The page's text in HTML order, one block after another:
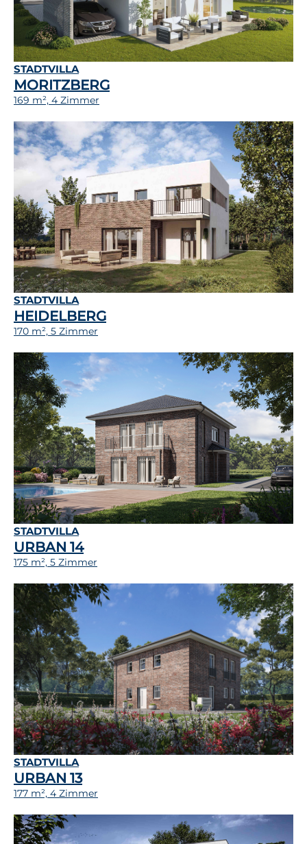
STADTVILLA
MORITZBERG
169 m², 4 Zimmer
STADTVILLA
HEIDELBERG
170 m², 5 Zimmer
STADTVILLA
URBAN 14
175 m², 5 Zimmer
STADTVILLA
URBAN 13
177 m², 4 Zimmer